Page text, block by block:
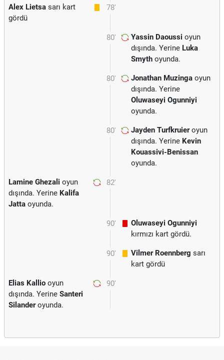
78'
Alex Lietsa sarı kart
gördü
80' Yassin Daoussi oyun
dışında. Yerine Luka
Smyth oyunda.
80' Jonathan Muzinga oyun
dışında. Yerine
Oluwaseyi Ogunniyi
oyunda.
80' Jayden Turfkruieroyun
dışında. Yerine Kevin
Kouassivi-Benissan
oyunda.
82'
Lamine Ghezali oyun
dışında. Yerine Kalifa
Jatta oyunda.
90'
Oluwaseyi Ogunniyi
kırmızı kart gördü.
90' Vilmer Roennberg sarı
kart gördü
90'
Elias Kallio oyun
dışında. Yerine Santeri
Silanderoyunda.